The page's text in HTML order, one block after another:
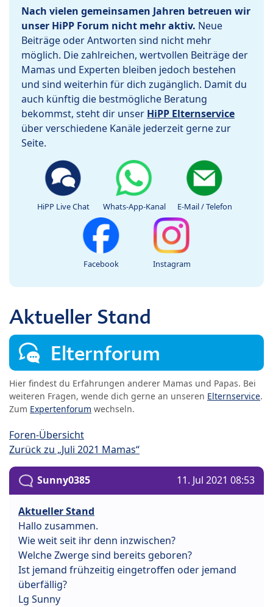
Nach vielen gemeinsamen Jahren betreuen wir
unser HiPP Forum nicht mehr aktiv. Neue
Beiträge oder Antworten sind nicht mehr
möglich. Die zahlreichen, wertvollen Beiträge der
Mamas und Experten bleiben jedoch bestehen
und sind weiterhin für dich zugänglich. Damit du
auch künftig die bestmögliche Beratung
bekommst, steht dir unser HiPP Elternservice
über verschiedene Kanäle jederzeit gerne zur
Seite.
HiPP Live Chat Whats-App-Kanal E-Mail / Telefon
Facebook Instagram
Aktueller Stand
Elternforum
Hier findest du Erfahrungen anderer Mamas und Papas. Bei
weiteren Fragen, wende dich gerne an unseren Elternservice.
Zum Expertenforum wechseln.
Foren-Übersicht
Zurück zu „Juli 2021 Mamas“
Sunny0385 11. Jul 2021 08:53
Aktueller Stand
Hallo zusammen.
Wie weit seit ihr denn inzwischen?
Welche Zwerge sind bereits geboren?
Ist jemand frühzeitig eingetroffen oder jemand
überfällig?
Lg Sunny